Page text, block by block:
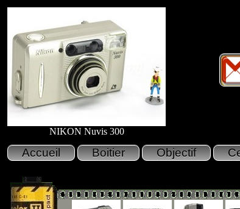
NIKON Nuvis 300